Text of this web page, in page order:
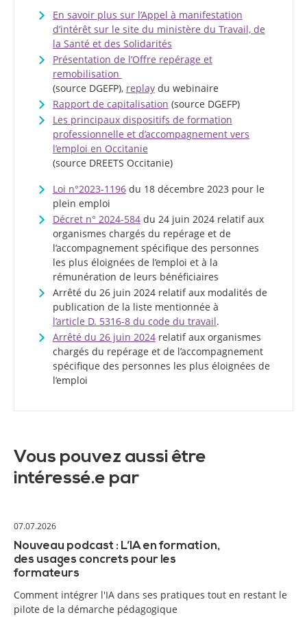
En savoir plus sur l’Appel à manifestation
d’intérêt sur le site du ministère du Travail, de
la Santé et des Solidarités
Présentation de l’Offre repérage et
remobilisation
(source DGEFP), replaydu webinaire
Rapport de capitalisation (source DGEFP)
Les principaux dispositifs de formation
professionnelle et d’accompagnement vers
l’emploi en Occitanie
(source DREETS Occitanie)
Loi n°2023-1196du 18 décembre 2023 pour le
plein emploi
Décret n° 2024-584du 24 juin 2024 relatif aux
organismes chargés du repérage et de
l’accompagnement spécifique des personnes
les plus éloignées de l’emploi et à la
rémunération de leurs bénéficiaires
Arrêté du 26 juin 2024 relatif aux modalités de
publication de la liste mentionnée à
l’article D. 5316-8 du code du travail.
Arrêté du 26 juin 2024relatif aux organismes
chargés du repérage et de l’accompagnement
spécifique des personnes les plus éloignées de
l’emploi
Vous pouvez aussi être
intéressé.e par
07.07.2026
Nouveau podcast : L’IA en formation,
des usages concrets pour les
formateurs
Comment intégrer l'IA dans ses pratiques tout en restant le
pilote de la démarche pédagogique